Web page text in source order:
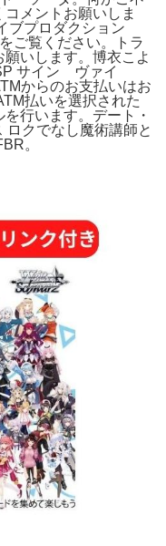
メントお願いしま
ブプロダクション
ご覧ください。トラ
いします。博衣こよ
サイン ヴァイ
からのお支払いはお
払いを選択された
行います。デート・
クでなし魔術講師と
。